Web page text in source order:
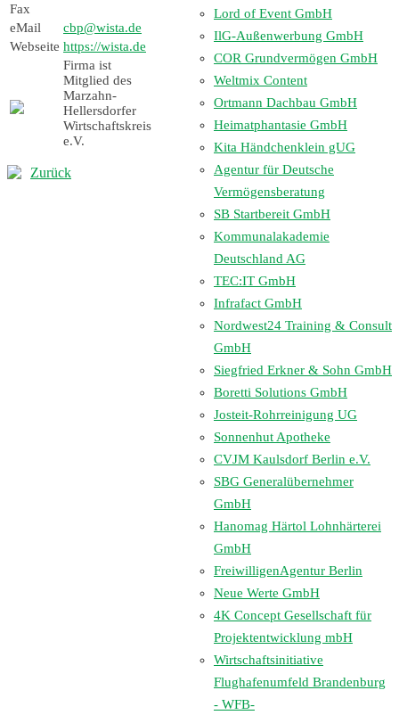
Fax
eMail
cbp@wista.de
Webseite https://wista.de
Firma ist
Mitglied des
Marzahn-
Hellersdorfer
Wirtschaftskreis
e.V.
Zurück
Lord of Event GmbH
IlG-Außenwerbung GmbH
COR Grundvermögen GmbH
Weltmix Content
Ortmann Dachbau GmbH
Heimatphantasie GmbH
Kita Händchenklein gUG
Agentur für Deutsche
Vermögensberatung
SB Startbereit GmbH
Kommunalakademie
Deutschland AG
TEC:IT GmbH
Infrafact GmbH
Nordwest24 Training & Consult
GmbH
Siegfried Erkner & Sohn GmbH
Boretti Solutions GmbH
Josteit-Rohrreinigung UG
Sonnenhut Apotheke
CVJM Kaulsdorf Berlin e.V.
SBG Generalübernehmer
GmbH
Hanomag Härtol Lohnhärterei
GmbH
FreiwilligenAgentur Berlin
Neue Werte GmbH
4K Concept Gesellschaft für
Projektentwicklung mbH
Wirtschaftsinitiative
Flughafenumfeld Brandenburg
- WFB-